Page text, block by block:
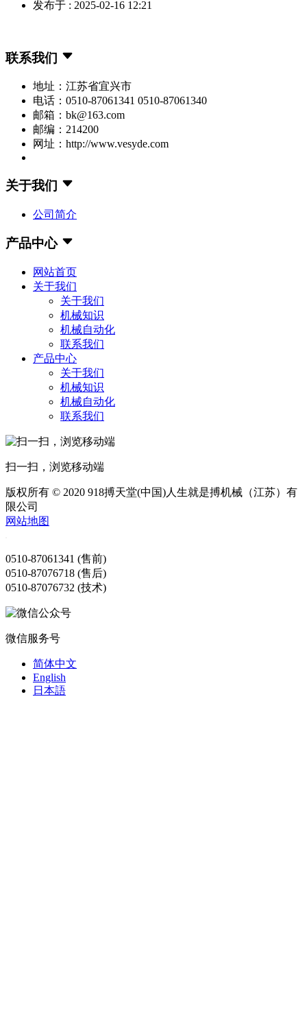
发布于 : 2025-02-16 12:21
联系我们
地址：江苏省宜兴市
电话：0510-87061341 0510-87061340
邮箱：bk@163.com
邮编：214200
网址：http://www.vesyde.com
关于我们
公司简介
产品中心
网站首页
关于我们
关于我们
机械知识
机械自动化
联系我们
产品中心
关于我们
机械知识
机械自动化
联系我们
扫一扫，浏览移动端
版权所有 © 2020 918搏天堂(中国)人生就是搏机械（江苏）有
限公司
网站地图
0510-87061341 (售前)
0510-87076718 (售后)
0510-87076732 (技术)
微信服务号
简体中文
English
日本語